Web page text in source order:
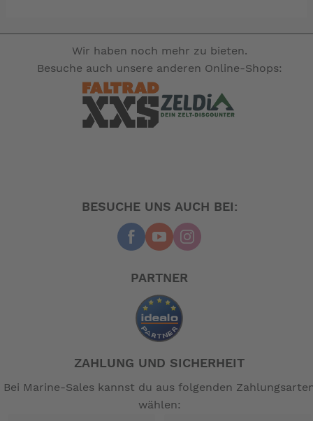
entwickelt
Große Einzelmembran
Nahezu drosselfreie Ventile
kontinuierlichen Durchfluss
Multidirektionaler Kopf
Energieeffizient
Wir haben noch mehr zu bieten.
Besuche auch unsere anderen Online-Shops:
BESUCHE UNS AUCH BEI:
PARTNER
ZAHLUNG UND SICHERHEIT
Bei Marine-Sales kannst du aus folgenden
wählen: